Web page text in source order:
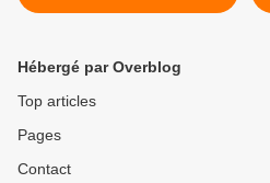
Hébergé par Overblog
Top articles
Pages
Contact